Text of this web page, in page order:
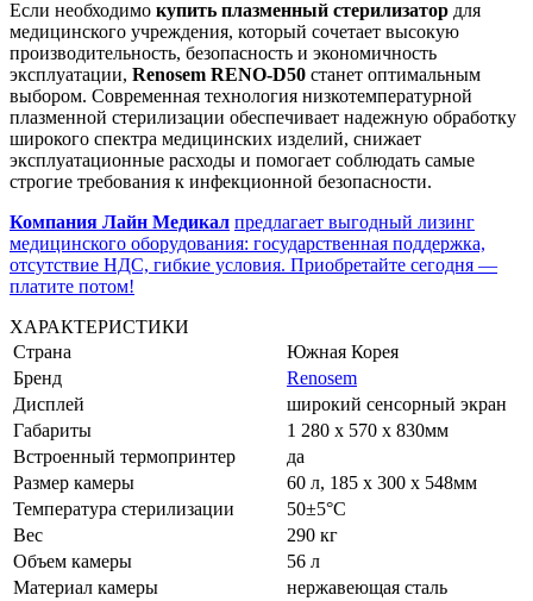
Если необходимо купить плазменный стерилизатор для
медицинского учреждения, который сочетает высокую
производительность, безопасность и экономичность
эксплуатации, Renosem RENO-D50 станет оптимальным
выбором. Современная технология низкотемпературной
плазменной стерилизации обеспечивает надежную обработку
широкого спектра медицинских изделий, снижает
эксплуатационные расходы и помогает соблюдать самые
строгие требования к инфекционной безопасности.
Компания Лайн Медикал предлагает выгодный лизинг
медицинского оборудования: государственная поддержка,
отсутствие НДС, гибкие условия. Приобретайте сегодня —
платите потом!
ХАРАКТЕРИСТИКИ
Страна
Южная Корея
Бренд
Renosem
Дисплей
широкий сенсорный экран
Габариты
1 280 х 570 х 830мм
Встроенный термопринтер
да
Размер камеры
60 л, 185 х 300 х 548мм
Температура стерилизации
50±5°C
Вес
290 кг
Объем камеры
56 л
Материал камеры
нержавеющая сталь